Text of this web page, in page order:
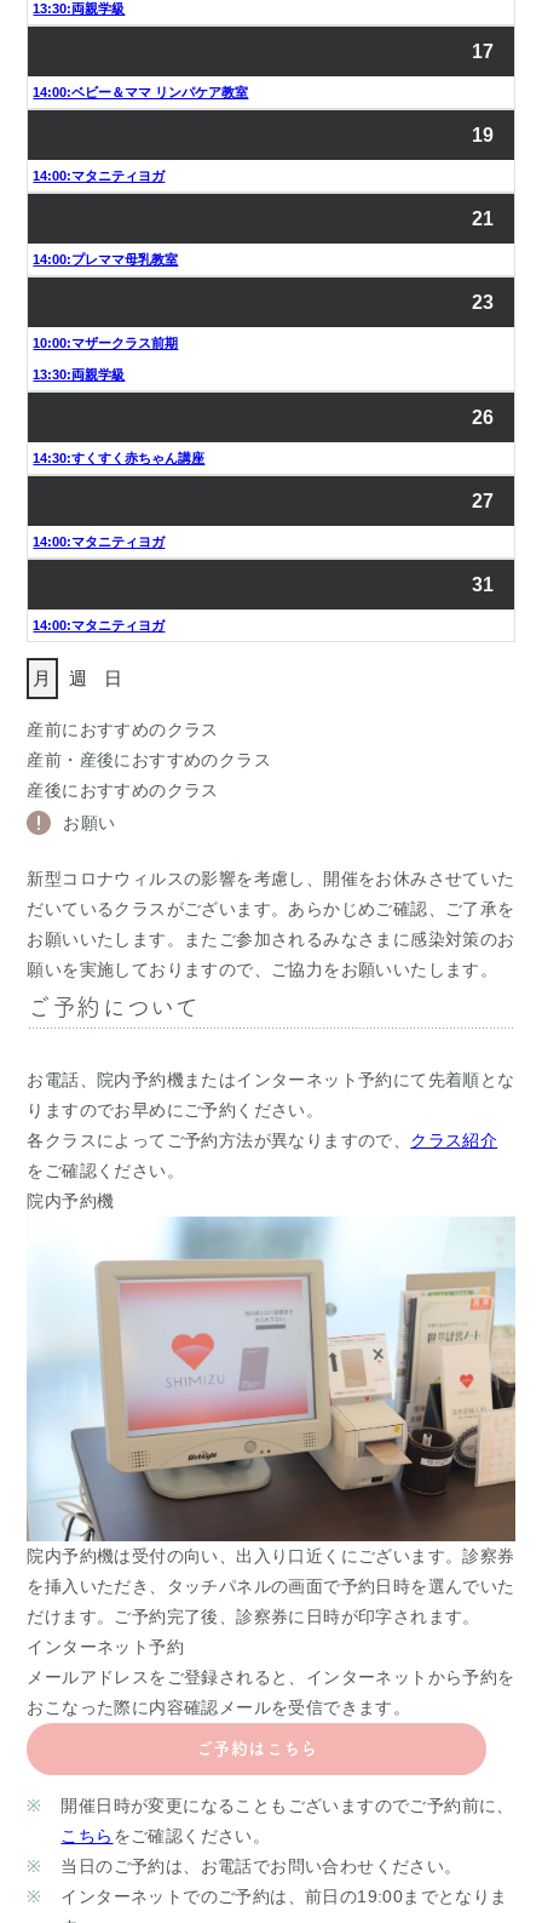
13:30:両親学級
17
14:00:ベビー＆ママ リンパケア教室
19
14:00:マタニティヨガ
21
14:00:プレママ母乳教室
23
10:00:マザークラス前期
13:30:両親学級
26
14:30:すくすく赤ちゃん講座
27
14:00:マタニティヨガ
31
14:00:マタニティヨガ
月 週 日
産前におすすめのクラス
産前・産後におすすめのクラス
産後におすすめのクラス
お願い
新型コロナウィルスの影響を考慮し、開催をお休みさせていた
だいているクラスがございます。あらかじめご確認、ご了承を
お願いいたします。またご参加されるみなさまに感染対策のお
願いを実施しておりますので、ご協力をお願いいたします。
ご予約について
お電話、院内予約機またはインターネット予約にて先着順とな
りますのでお早めにご予約ください。
各クラスによってご予約方法が異なりますので、 クラス紹介
をご確認ください。
院内予約機
院内予約機は受付の向い、出入り口近くにございます。診察券
を挿入いただき、
タッチパネルの画面で予約日時を選んでいた
だけます。ご予約完了後、診察券に日時が印字されます。
インターネット予約
メールアドレスをご登録されると、インターネットから予約を
おこなった際に内容確認メールを受信できます。
ご予約はこちら
開催日時が変更になることもございますのでご予約前に、
こちら をご確認ください。
当日のご予約は、お電話でお問い合わせください。
インターネットでのご予約は、前日の19:00までとなりま